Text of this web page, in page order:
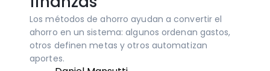
Los métodos de ahorro ayudan a convertir el
ahorro en un sistema: algunos ordenan gastos,
otros definen metas y otros automatizan
aportes.